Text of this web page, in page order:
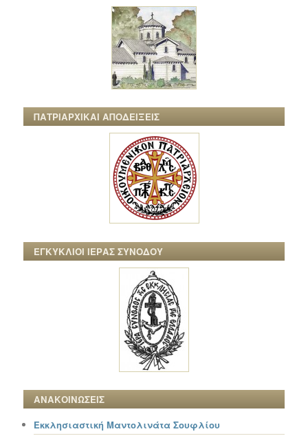
ΠΑΤΡΙΑΡΧΙΚΑΙ ΑΠΟΔΕΙΞΕΙΣ
ΕΓΚΥΚΛΙΟΙ ΙΕΡΑΣ ΣΥΝΟΔΟΥ
ΑΝΑΚΟΙΝΩΣΕΙΣ
Εκκλησιαστική Μαντολινάτα Σουφλίου